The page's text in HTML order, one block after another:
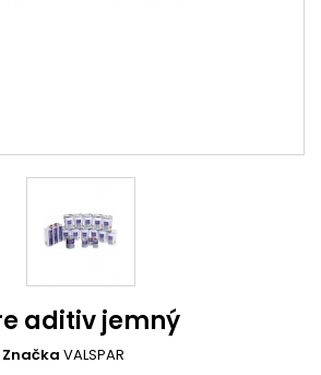
aditiv jemný
Značka VALSPAR